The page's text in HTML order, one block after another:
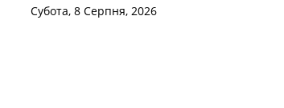
Субота, 8 Серпня, 2026